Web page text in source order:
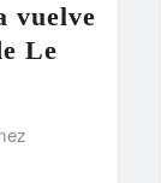
vuelve
Le